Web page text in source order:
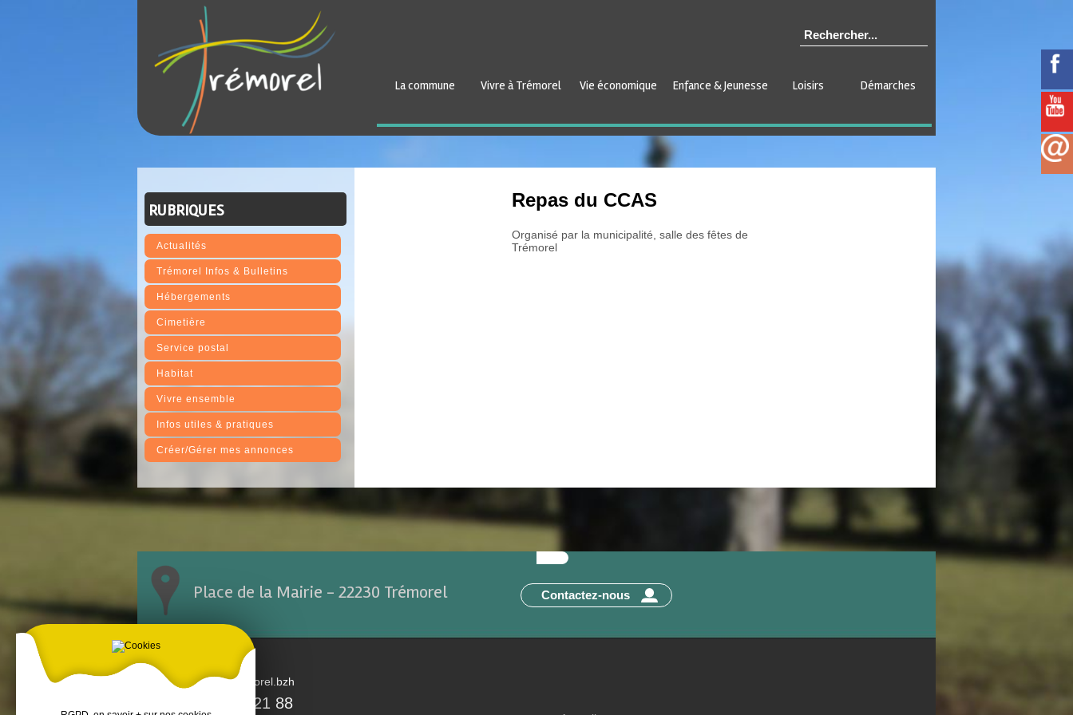
La commune Vivre à Trémorel Vie économique Enfance & Jeunesse Loisirs Démarches
RUBRIQUES
Actualités
Trémorel Infos & Bulletins
Hébergements
Cimetière
Service postal
Habitat
Vivre ensemble
Infos utiles & pratiques
Créer/Gérer mes annonces
Repas du CCAS
Organisé par la municipalité, salle des fêtes de
Trémorel
accueil@tremorel.bzh
02 96 25 21 88
Place de la Mairie - 22230 Trémorel Contactez-nous